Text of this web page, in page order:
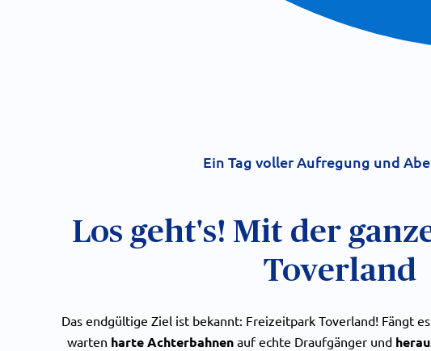
Ein Tag voller Aufregung und
Los geht's! Mit der
Toverland
Das endgültige Ziel ist bekannt: Freizeitpark Toverland! Fängt
warten harte Achterbahnen auf echte Draufgänger und